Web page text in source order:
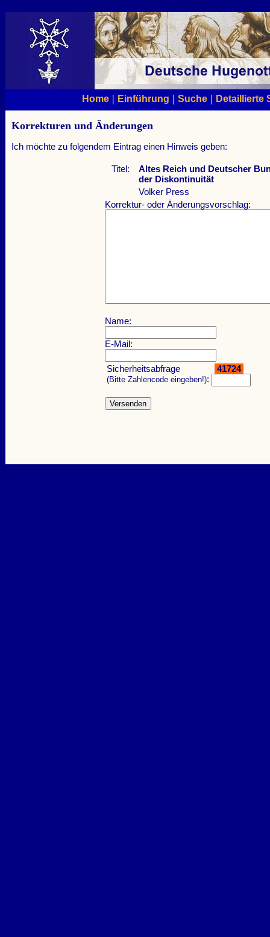
Home| Einführung | Suche| Detaillierte
Korrekturen und Änderungen
Ich möchte zu folgendem Eintrag einen Hinweis geben:
Titel:
Altes Reich und Deutscher
der Diskontinuität
Volker Press
Korrektur- oder Änderungsvorschlag:
Name:
E-Mail:
Sicherheitsabfrage
(Bitte Zahlencode eingeben!):
41724